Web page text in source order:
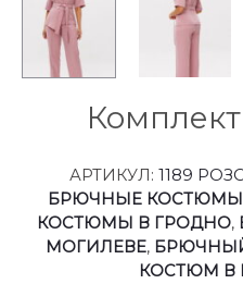
АРТИКУЛ: 1189
БРЮЧНЫЕ КОСТЮМЫ
КОСТЮМЫ В ГРОДНО,
МОГИЛЕВЕ,
КОСТЮМ В